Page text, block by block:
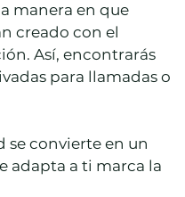
manera en que
creado con el
Así, encontrarás
para llamadas o
convierte en un
adapta a ti marca la